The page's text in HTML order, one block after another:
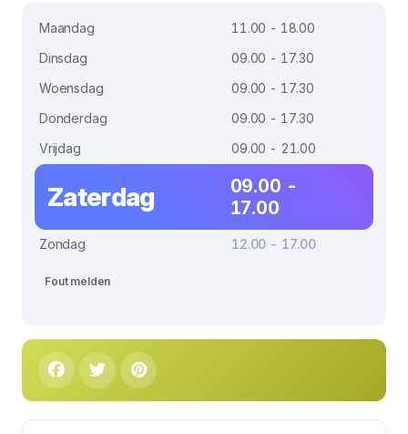
Maandag
11.00 - 18.00
Dinsdag
09.00 - 17.30
Woensdag
09.00 - 17.30
Donderdag
09.00 - 17.30
Vrijdag
09.00 - 21.00
Zaterdag
09.00 -
17.00
Zondag 12.00 - 17.00
Fout melden